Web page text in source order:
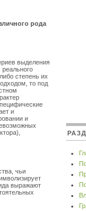
рода
выделения
степень их
то под
и
и
чьи
выражают